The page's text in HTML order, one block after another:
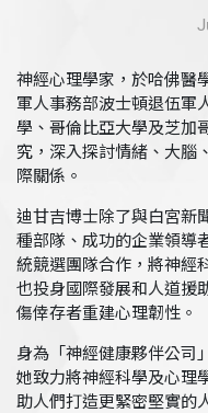
神經心理學家，於哈佛醫
軍人事務部波士頓退伍軍
學、哥倫比亞大學及芝加
究，深入探討情緒、大腦
際關係。
迪甘吉博士除了與白宮新
種部隊、成功的企業領導
統競選團隊合作，將神經
也投身國際發展和人道援
傷倖存者重建心理韌性。
身為「神經健康夥伴公司
她致力將神經科學及心理
助人們打造更緊密堅實的